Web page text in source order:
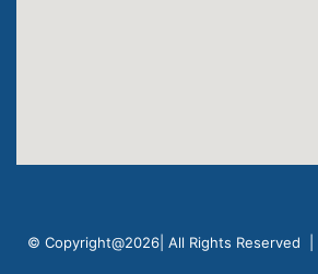
© Copyright@2026| All Rights Reserved |